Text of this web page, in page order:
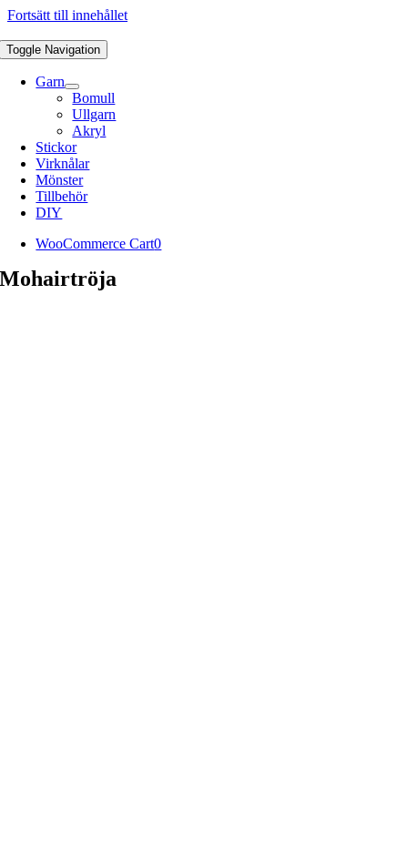
Fortsätt till innehållet
Toggle Navigation
Garn
Bomull
Ullgarn
Akryl
Stickor
Virknålar
Mönster
Tillbehör
DIY
WooCommerce Cart0
Mohairtröja